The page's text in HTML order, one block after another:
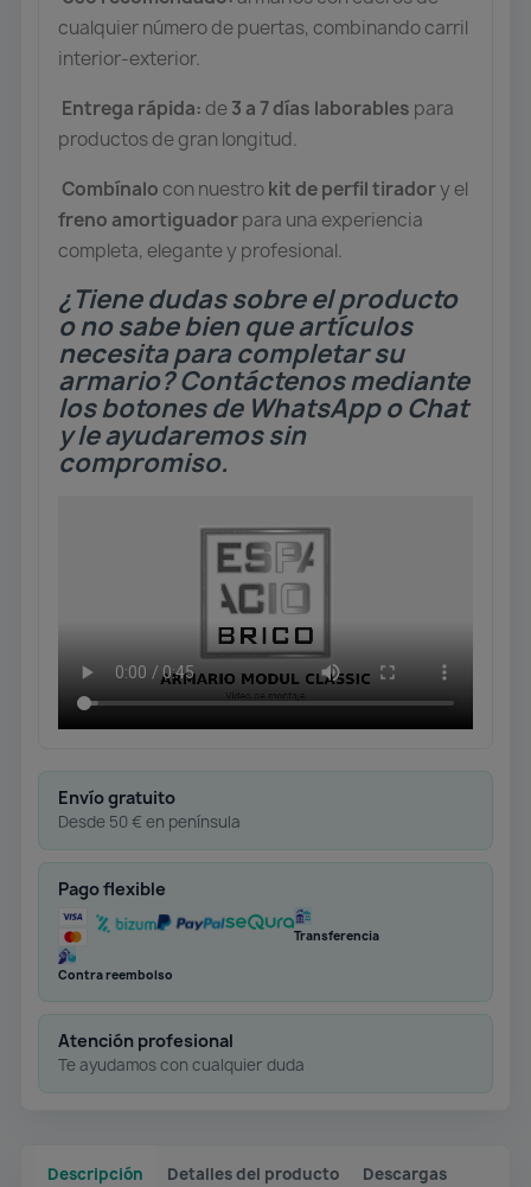
cualquier número de puertas, combinando carril
interior-exterior.
Entrega rápida: de3 a 7 días laborables para
productos de gran longitud.
Combínalo con nuestrokit de perfil tiradory el
freno amortiguadorpara una experiencia
completa, elegante y profesional.
¿Tiene dudas sobre el producto
o no sabe bien que artículos
necesita para completar su
armario? Contáctenos mediante
los botones de WhatsApp o Chat
y le ayudaremos sin
compromiso.
Envío gratuito
Desde 50 € en península
Pago flexible
Transferencia
Contra reembolso
Atención profesional
Te ayudamos con cualquier duda
Descripción Detalles del producto Descargas